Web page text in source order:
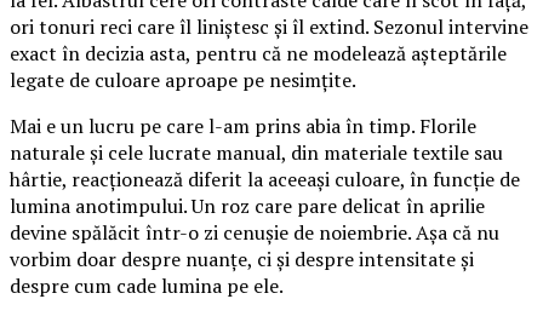
ori tonuri reci care îl liniștesc și îl extind. Sezonul intervine
exact în decizia asta, pentru că ne modelează așteptările
legate de culoare aproape pe nesimțite.
Mai e un lucru pe care l-am prins abia în timp. Florile
naturale și cele lucrate manual, din materiale textile sau
hârtie, reacționează diferit la aceeași culoare, în funcție de
lumina anotimpului. Un roz care pare delicat în aprilie
devine spălăcit într-o zi cenușie de noiembrie. Așa că nu
vorbim doar despre nuanțe, ci și despre intensitate și
despre cum cade lumina pe ele.